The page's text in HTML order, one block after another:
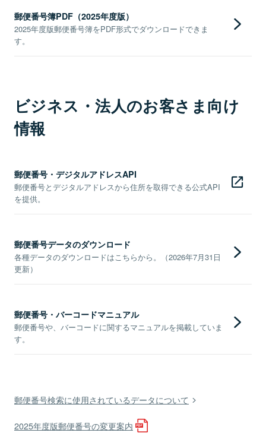
郵便番号簿PDF（2025年度版）
2025年度版郵便番号簿をPDF形式でダウンロードできま
す。
ビジネス・法人のお客さま向け
情報
郵便番号・デジタルアドレスAPI
郵便番号とデジタルアドレスから住所を取得できる公式API
を提供。
郵便番号データのダウンロード
各種データのダウンロードはこちらから。（2026年7月31日
更新）
郵便番号・バーコードマニュアル
郵便番号や、バーコードに関するマニュアルを掲載していま
す。
郵便番号検索に使用されているデータについて
2025年度版郵便番号の変更案内